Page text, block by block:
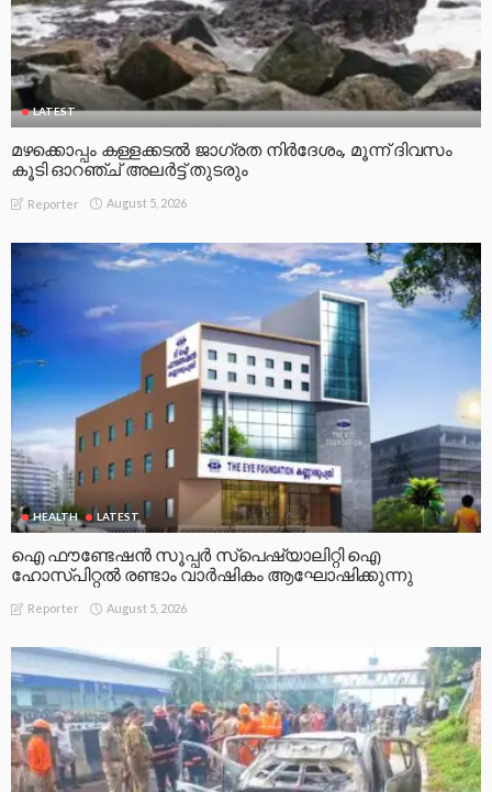
LATEST
മഴക്കൊപ്പം കള്ളക്കടൽ ജാഗ്രത നിർദേശം, മൂന്ന് ദിവസം
കൂടി ഓറഞ്ച് അലർട്ട് തുടരും
Reporter August 5, 2026
HEALTH LATEST
ഐ ഫൗണ്ടേഷൻ സൂപ്പർ സ്പെഷ്യാലിറ്റി ഐ
ഹോസ്പിറ്റൽ രണ്ടാം വാർഷികം ആഘോഷിക്കുന്നു
Reporter August 5, 2026